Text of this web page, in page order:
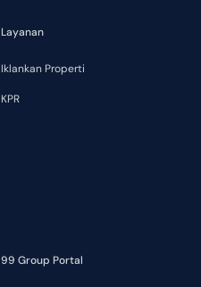
Layanan
Iklankan Properti
KPR
99 Group Portal